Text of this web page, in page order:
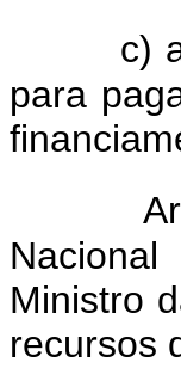
c)
para
Ministro
recursos